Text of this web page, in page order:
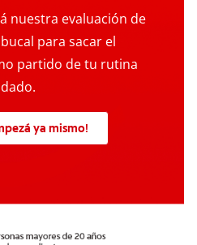
nuestra evaluación de
para sacar el
partido de tu rutina
ya mismo!